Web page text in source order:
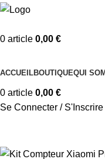
0 article 0,00 €
ACCUEILBOUTIQUEQUI
0 article 0,00 €
Se Connecter / S'Inscrire